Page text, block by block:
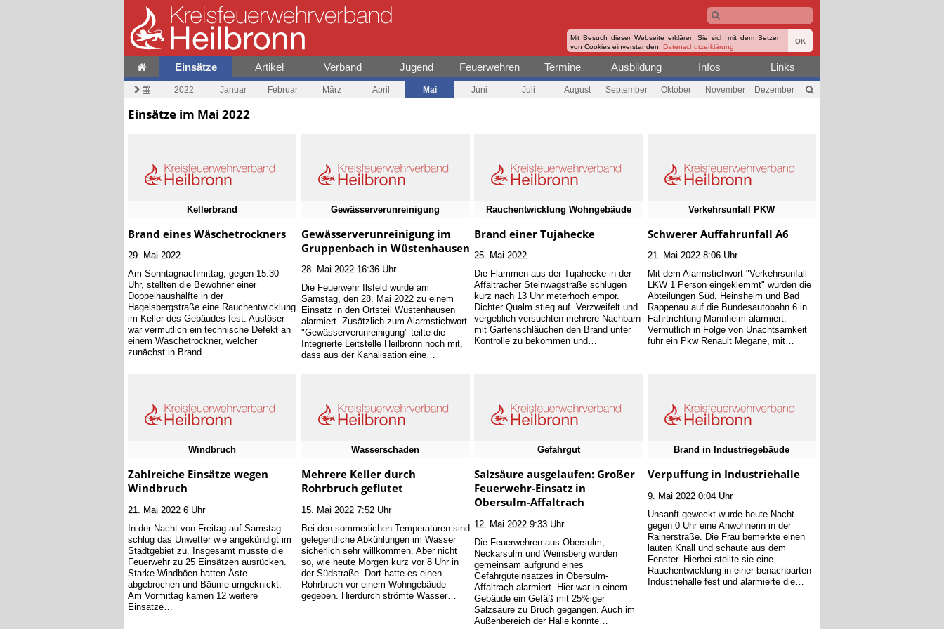
Mit Besuch dieser Webseite erklären Sie sich mit dem Setzen
von Cookies einverstanden. Datenschutzerklärung
OK
Einsätze Artikel Verband Jugend Feuerwehren Termine Ausbildung Infos Links
2022 Januar Februar März April Mai Juni Juli August September Oktober November Dezember
Einsätze im Mai 2022
Kellerbrand
Brand eines Wäschetrockners
29. Mai 2022
Am Sonntagnachmittag, gegen 15.30
Uhr, stellten die Bewohner einer
Doppelhaushälfte in der
Hagelsbergstraße eine Rauchentwicklung
im Keller des Gebäudes fest. Auslöser
war vermutlich ein technische Defekt an
einem Wäschetrockner, welcher
zunächst in Brand…
Gewässerverunreinigung
Gewässerverunreinigung im
Gruppenbach in Wüstenhausen
28. Mai 2022 16:36 Uhr
Die Feuerwehr Ilsfeld wurde am
Samstag, den 28. Mai 2022 zu einem
Einsatz in den Ortsteil Wüstenhausen
alarmiert. Zusätzlich zum Alarmstichwort
"Gewässerverunreinigung" teilte die
Integrierte Leitstelle Heilbronn noch mit,
dass aus der Kanalisation eine…
Rauchentwicklung Wohngebäude
Brand einer Tujahecke
25. Mai 2022
Die Flammen aus der Tujahecke in der
Affaltracher Steinwagstraße schlugen
kurz nach 13 Uhr meterhoch empor.
Dichter Qualm stieg auf. Verzweifelt und
vergeblich versuchten mehrere Nachbarn
mit Gartenschläuchen den Brand unter
Kontrolle zu bekommen und…
Verkehrsunfall PKW
Schwerer Auffahrunfall A6
21. Mai 2022 8:06 Uhr
Mit dem Alarmstichwort "Verkehrsunfall
LKW 1 Person eingeklemmt" wurden die
Abteilungen Süd, Heinsheim und Bad
Rappenau auf die Bundesautobahn 6 in
Fahrtrichtung Mannheim alarmiert.
Vermutlich in Folge von Unachtsamkeit
fuhr ein Pkw Renault Megane, mit…
Windbruch
Zahlreiche Einsätze wegen
Windbruch
21. Mai 2022 6 Uhr
In der Nacht von Freitag auf Samstag
schlug das Unwetter wie angekündigt im
Stadtgebiet zu. Insgesamt musste die
Feuerwehr zu 25 Einsätzen ausrücken.
Starke Windböen hatten Äste
abgebrochen und Bäume umgeknickt.
Am Vormittag kamen 12 weitere
Einsätze…
Wasserschaden
Mehrere Keller durch
Rohrbruch geflutet
15. Mai 2022 7:52 Uhr
Bei den sommerlichen Temperaturen sind
gelegentliche Abkühlungen im Wasser
sicherlich sehr willkommen. Aber nicht
so, wie heute Morgen kurz vor 8 Uhr in
der Südstraße. Dort hatte es einen
Rohrbruch vor einem Wohngebäude
gegeben. Hierdurch strömte Wasser…
Gefahrgut
Salzsäure ausgelaufen: Großer
Feuerwehr-Einsatz in
Obersulm-Affaltrach
12. Mai 2022 9:33 Uhr
Die Feuerwehren aus Obersulm,
Neckarsulm und Weinsberg wurden
gemeinsam aufgrund eines
Gefahrguteinsatzes in Obersulm-
Affaltrach alarmiert. Hier war in einem
Gebäude ein Gefäß mit 25%iger
Salzsäure zu Bruch gegangen. Auch im
Außenbereich der Halle konnte…
Brand in Industriegebäude
Verpuffung in Industriehalle
9. Mai 2022 0:04 Uhr
Unsanft geweckt wurde heute Nacht
gegen 0 Uhr eine Anwohnerin in der
Rainerstraße. Die Frau bemerkte einen
lauten Knall und schaute aus dem
Fenster. Hierbei stellte sie eine
Rauchentwicklung in einer benachbarten
Industriehalle fest und alarmierte die…